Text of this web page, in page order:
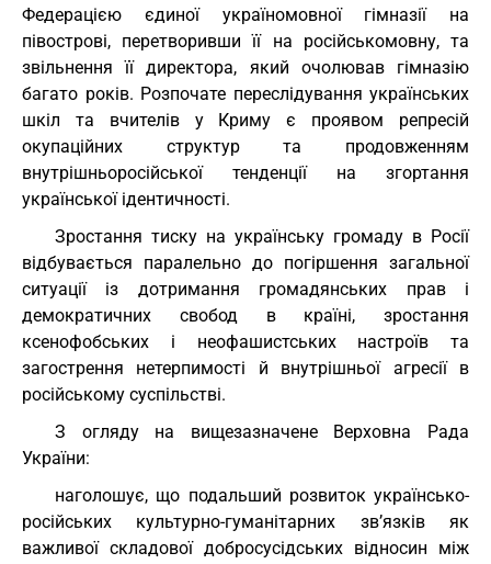
Федерацією єдиної україномовної гімназії на
півострові, перетворивши її на російськомовну, та
звільнення її директора, який очолював гімназію
багато років. Розпочате переслідування українських
шкіл та вчителів у Криму є проявом репресій
окупаційних структур та продовженням
внутрішньоросійської тенденції на згортання
української ідентичності.
Зростання тиску на українську громаду в Росії
відбувається паралельно до погіршення загальної
ситуації із дотримання громадянських прав і
демократичних свобод в країні, зростання
ксенофобських і неофашистських настроїв та
загострення нетерпимості й внутрішньої агресії в
російському суспільстві.
З огляду на вищезазначене Верховна Рада
України:
наголошує, що подальший розвиток українсько-
російських культурно-гуманітарних зв’язків як
важливої складової добросусідських відносин між